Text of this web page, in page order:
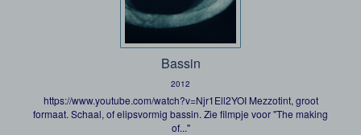
Bassin
2012
https://www.youtube.com/watch?v=Njr1Ell2YOI Mezzotint, groot
formaat. Schaal, of elipsvormig bassin. Zie filmpje voor "The making
of..."